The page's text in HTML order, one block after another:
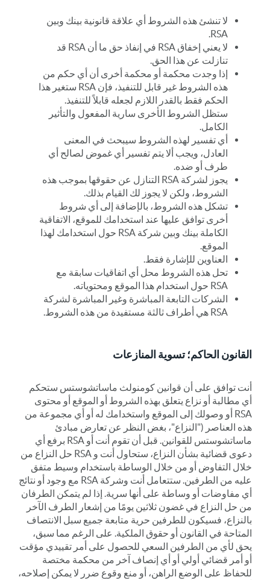
لا تنشئ هذه الشروط أي علاقة قانونية بينك وبين
RSA.
لا يعني إخفاق RSA في إنفاذ حق ما أن RSA قد
تنازلت عن هذا الحق.
إذا وجدت محكمة أو محكمة أخرى أن أي حكم من
هذه الشروط غير قابل للتنفيذ، فإن RSA ستغير هذا
الحكم فقط بالقدر اللازم لجعله قابلاً للتنفيذ.
ستظل الشروط الأخرى سارية المفعول والتأثير
الكامل.
أي تفسير لهذه الشروط سيبحث في المعنى
العادل، ويجب ألا يتم تفسير أي غموض لصالح أي
طرف أو ضده.
يجوز لشركة RSA التنازل عن حقوقها بموجب هذه
الشروط، ولكن لا يجوز لك القيام بذلك.
تشكل هذه الشروط، بالإضافة إلى أي شروط
أخرى توافق عليها عند استخدامك للموقع، الاتفاقية
الكاملة بينك وبين شركة RSA حول استخدامك لهذا
الموقع.
العناوين للإشارة فقط.
تحل هذه الشروط محل أي اتفاقيات سابقة مع
RSA حول استخدام هذا الموقع ومحتوياته.
الشركات التابعة المباشرة وغير المباشرة لشركة
RSA هي أطراف ثالثة مستفيدة من هذه الشروط.
القانون الحاكم؛ تسوية المنازعات
أنت توافق على أن قوانين كومنولث ماساتشوستس ستحكم
أي مطالبة أو نزاع يتعلق بهذه الشروط أو الموقع أو محتوى
RSA أو وصولك إلى الموقع واستخدامك له أو أي مجموعة من
هذه العناصر ("النزاع"، بغض النظر عن تعارض مبادئ
ماساتشوستس للقوانين. قبل أن تقوم أنت أو RSA برفع أي
دعوى قضائية بشأن النزاع، ستحاول أنت و RSA حل النزاع من
خلال التفاوض أو من خلال الوساطة باستخدام وسيط متفق
عليه من الطرفين. ستتعامل أنت وشركة RSA مع وجود أو نتائج
أي مفاوضات أو وساطة على أنها سرية. إذا لم يتمكن الطرفان
من حل النزاع في غضون ثلاثين يومًا من إشعار الطرف الآخر
بالنزاع، فسيكون للطرفين حرية متابعة جميع سبل الانتصاف
المتاحة في القانون أو حقوق الملكية. على الرغم مما سبق،
يحق لأي من الطرفين السعي للحصول على أمر تقييدي مؤقت
أو أمر قضائي أولي أو أي إنصاف آخر من محكمة مختصة
للحفاظ على الوضع الراهن، أو منع وقوع ضرر لا يمكن إصلاحه،